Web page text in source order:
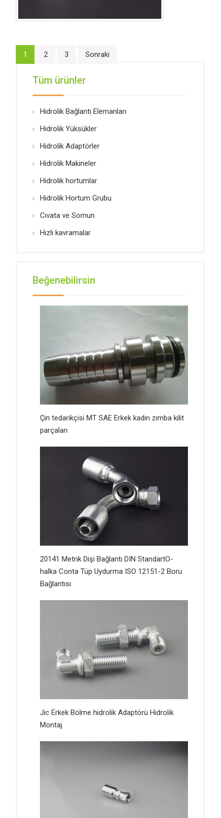
Yazı
1 2 3 Sonraki
Tüm ürünler
Hidrolik Bağlantı Elemanları
Hidrolik Yüksükler
Hidrolik Adaptörler
Hidrolik Makineler
Hidrolik hortumlar
Hidrolik Hortum Grubu
Cıvata ve Somun
Hızlı kavramalar
Beğenebilirsin
Çin tedarikçisi MT SAE Erkek kadın zımba kilit
parçaları
20141 Metrik Dişi Bağlantı DIN StandartO-
halka Conta Tüp Uydurma ISO 12151-2 Boru
Bağlantısı
Jic Erkek Bölme hidrolik Adaptörü Hidrolik
Montaj